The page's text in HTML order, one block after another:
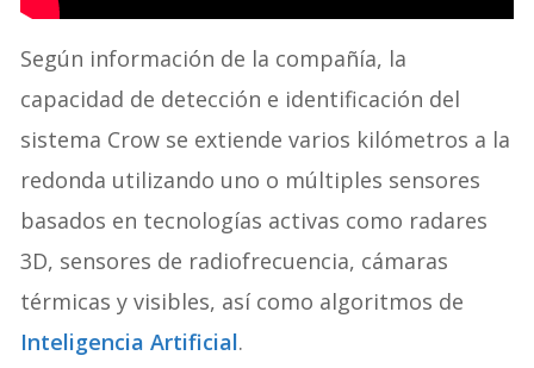
Según información de la compañía, la
capacidad de detección e identificación del
sistema Crow se extiende varios kilómetros a la
redonda utilizando uno o múltiples sensores
basados en tecnologías activas como radares
3D, sensores de radiofrecuencia, cámaras
térmicas y visibles, así como algoritmos de
Inteligencia Artificial.